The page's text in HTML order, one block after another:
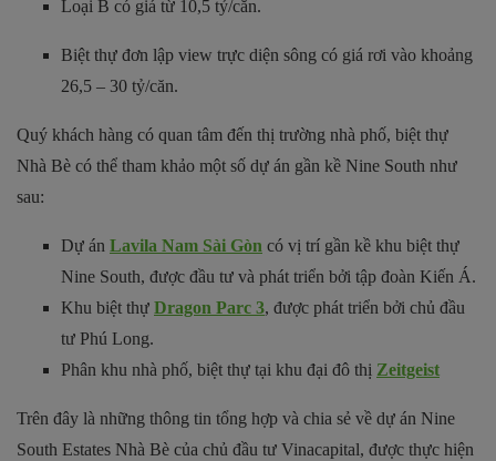
Loại B có giá từ 10,5 tỷ/căn.
Biệt thự đơn lập view trực diện sông có giá rơi vào khoảng
26,5 – 30 tỷ/căn.
Quý khách hàng có quan tâm đến thị trường nhà phố, biệt thự
Nhà Bè có thể tham khảo một số dự án gần kề Nine South như
sau:
Dự án Lavila Nam Sài Gòn có vị trí gần kề khu biệt thự
Nine South, được đầu tư và phát triển bởi tập đoàn Kiến Á.
Khu biệt thự Dragon Parc 3, được phát triển bởi chủ đầu
tư Phú Long.
Phân khu nhà phố, biệt thự tại khu đại đô thị Zeitgeist
Trên đây là những thông tin tổng hợp và chia sẻ về dự án Nine
South Estates Nhà Bè của chủ đầu tư Vinacapital, được thực hiện